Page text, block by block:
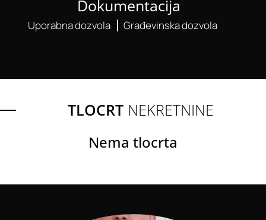
Dokumentacija
Uporabna dozvola Građevinska dozvola
TLOCRT NEKRETNINE
Nema tlocrta